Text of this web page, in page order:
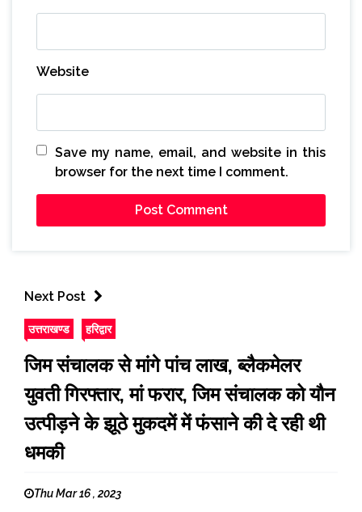
Website
Save my name, email, and website in this
browser for the next time I comment.
Next Post
उत्तराखण्ड हरिद्वार
जिम संचालक से मांगे पांच लाख, ब्लैकमेलर
युवती गिरफ्तार, मां फरार, जिम संचालक को यौन
उत्पीड़ने के झूठे मुकदमें में फंसाने की दे रही थी
धमकी
Thu Mar 16 , 2023